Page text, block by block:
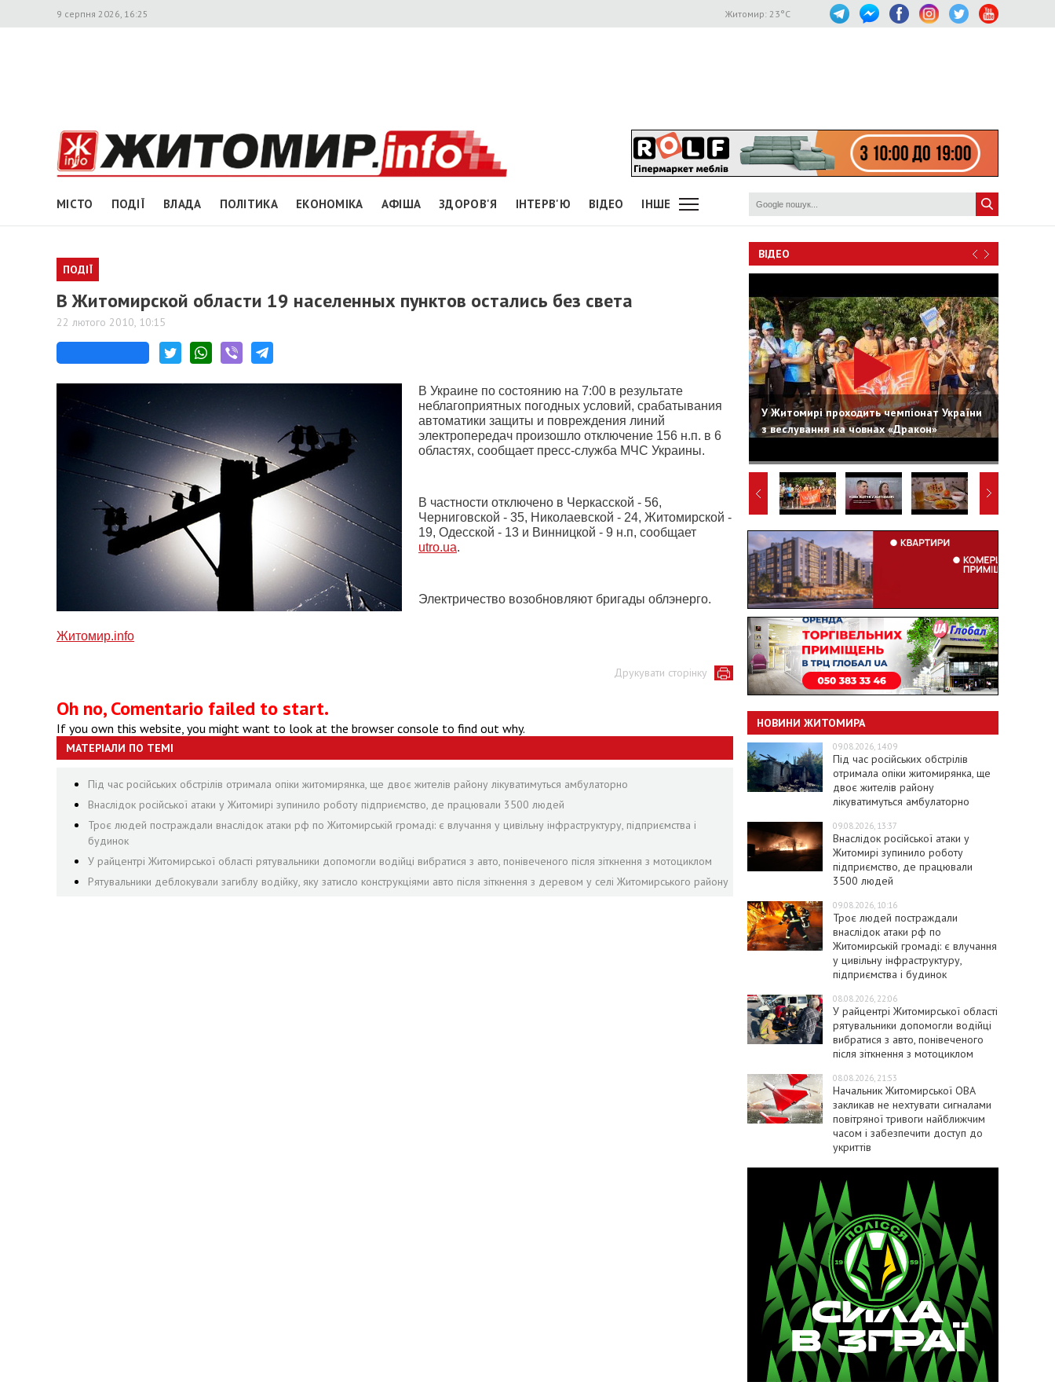
9 серпня 2026, 16:25 Житомир: 23°C
МІСТО ПОДІЇ ВЛАДА ПОЛІТИКА ЕКОНОМІКА АФІША ЗДОРОВ'Я ІНТЕРВ'Ю ВІДЕО ІНШЕ
ПОДІЇ
В Житомирской области 19 населенных пунктов остались без света
22 лютого 2010, 10:15
В Украине по состоянию на 7:00 в результате
неблагоприятных погодных условий, срабатывания
автоматики защиты и повреждения линий
электропередач произошло отключение 156 н.п. в 6
областях, сообщает пресс-служба МЧС Украины.
В частности отключено в Черкасской - 56,
Черниговской - 35, Николаевской - 24, Житомирской -
19, Одесской - 13 и Винницкой - 9 н.п, сообщает
utro.ua.
Электричество возобновляют бригады облэнерго.
Житомир.info
Друкувати сторінку
Oh no, Comentario failed to start.
If you own this website, you might want to look at the browser console to find out why.
МАТЕРІАЛИ ПО ТЕМІ
Під час російських обстрілів отримала опіки житомирянка, ще двоє жителів району лікуватимуться амбулаторно
Внаслідок російської атаки у Житомирі зупинило роботу підприємство, де працювали 3500 людей
Троє людей постраждали внаслідок атаки рф по Житомирській громаді: є влучання у цивільну інфраструктуру, підприємства і
будинок
У райцентрі Житомирської області рятувальники допомогли водійці вибратися з авто, понівеченого після зіткнення з мотоциклом
Рятувальники деблокували загиблу водійку, яку затисло конструкціями авто після зіткнення з деревом у селі Житомирського району
ВІДЕО
У Житомирі проходить чемпіонат України
з веслування на човнах «Дракон»
НОВИНИ ЖИТОМИРА
09.08.2026, 14:09
Під час російських обстрілів
отримала опіки житомирянка, ще
двоє жителів району
лікуватимуться амбулаторно
09.08.2026, 13:37
Внаслідок російської атаки у
Житомирі зупинило роботу
підприємство, де працювали
3500 людей
09.08.2026, 10:16
Троє людей постраждали
внаслідок атаки рф по
Житомирській громаді: є влучання
у цивільну інфраструктуру,
підприємства і будинок
08.08.2026, 22:06
У райцентрі Житомирської області
рятувальники допомогли водійці
вибратися з авто, понівеченого
після зіткнення з мотоциклом
08.08.2026, 21:53
Начальник Житомирської ОВА
закликав не нехтувати сигналами
повітряної тривоги найближчим
часом і забезпечити доступ до
укриттів